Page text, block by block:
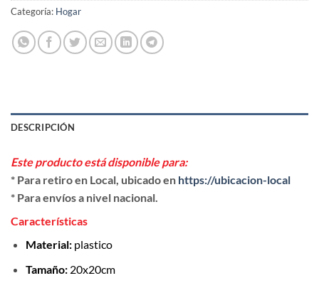
Categoría: Hogar
DESCRIPCIÓN
Este producto está disponible para:
* Para retiro en Local, ubicado en https://ubicacion-local
* Para envíos a nivel nacional.
Características
Material: plastico
Tamaño: 20x20cm